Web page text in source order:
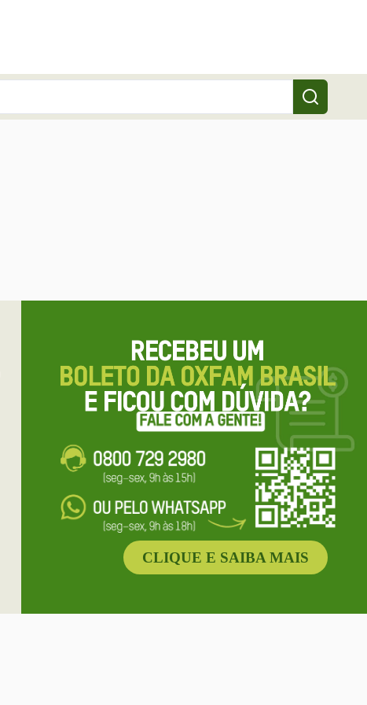
CLIQUE E SAIBA MAIS